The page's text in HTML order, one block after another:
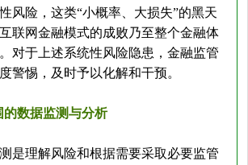
风险，这类“小概率、大损失”的黑天
联网金融模式的成败乃至整个金融体
对于上述系统性风险隐患，金融监管
警惕，及时予以化解和干预。
的数据监测与分析
是理解风险和根据需要采取必要监管